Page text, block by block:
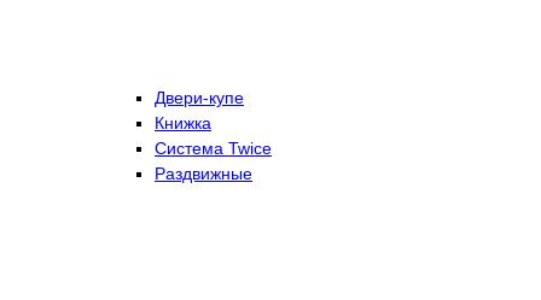
Двери-купе
Книжка
Система Twice
Раздвижные